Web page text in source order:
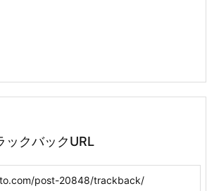
ックバックURL